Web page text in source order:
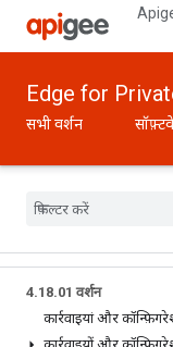
Edge for
सभी वर्शन
4.18.01 वर्शन
कार्रवाइयां और